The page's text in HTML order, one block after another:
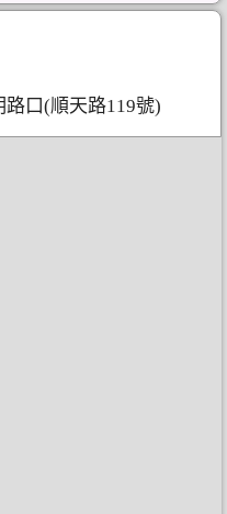
口(順天路119號)